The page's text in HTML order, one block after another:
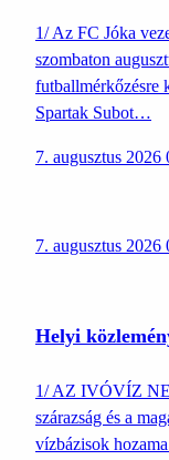
1/ Az FC Jóka
szombaton
futballmérkőzésre
Spartak Subot…
7. augusztus 2026
7. augusztus 2026
Helyi
1/ AZ IVÓVÍZ
szárazság és a
vízbázisok